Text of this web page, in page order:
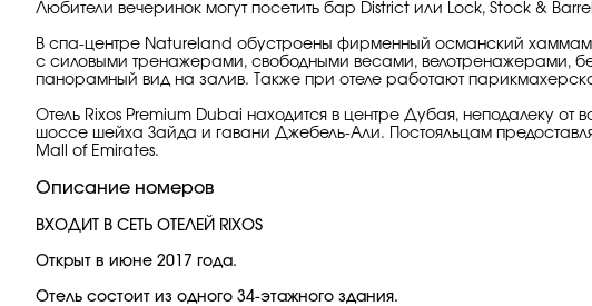
Любители вечеринок могут посетить бар District или Lock, Stock &
В спа-центре Natureland обустроены фирменный османский хаммам
с силовыми тренажерами, свободными весами, велотренажерами,
панорамный вид на залив. Также при отеле работают
Отель Rixos Premium Dubai находится в центре Дубая, неподалеку от
шоссе шейха Зайда и гавани Джебель-Али. Постояльцам
Mall of Emirates.
Описание номеров
ВХОДИТ В СЕТЬ ОТЕЛЕЙ RIXOS
Открыт в июне 2017 года.
Отель состоит из одного 34-этажного здания.